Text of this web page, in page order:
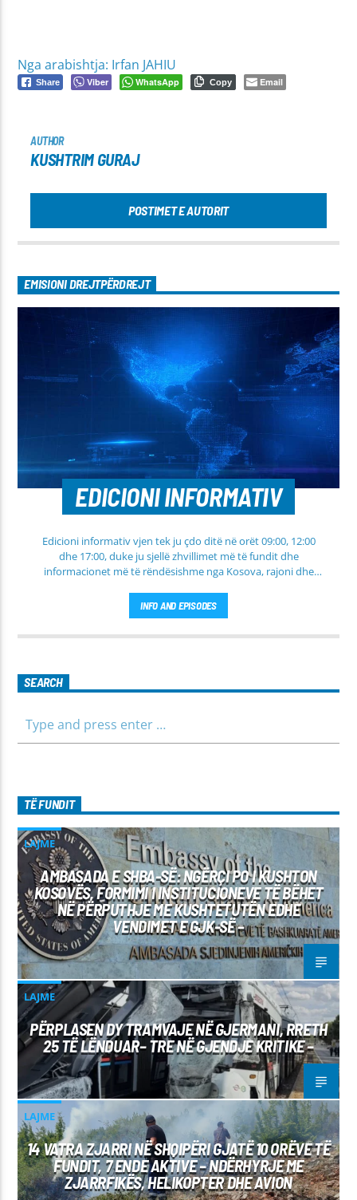
Nga arabishtja: Irfan JAHIU
Share Viber WhatsApp Copy Email
AUTHOR
KUSHTRIM GURAJ
POSTIMET E AUTORIT
EMISIONI DREJTPËRDREJT
EDICIONI INFORMATIV
Edicioni informativ vjen tek ju çdo ditë në orët 09:00, 12:00
dhe 17:00, duke ju sjellë zhvillimet më të fundit dhe
informacionet më të rëndësishme nga Kosova, rajoni dhe
fusha të ndryshme, përfshirë politikën, shoqërinë dhe
ekonominë, si dhe rubrika të veçanta për sportin dhe
parashikimin e motit. Qëndroni me ne për informim të saktë,
INFO AND EPISODES
SEARCH
TË FUNDIT
LAJME
AMBASADA E SHBA-SË: NGËRÇI PO I KUSHTON
KOSOVËS, FORMIMI I INSTITUCIONEVE TË BËHET
NË PËRPUTHJE ME KUSHTETUTËN EDHE
VENDIMET E GJK-SË –
LAJME
PËRPLASEN DY TRAMVAJE NË GJERMANI, RRETH
25 TË LËNDUAR– TRE NË GJENDJE KRITIKE –
LAJME
14 VATRA ZJARRI NË SHQIPËRI GJATË 10 ORËVE TË
FUNDIT, 7 ENDE AKTIVE – NDËRHYRJE ME
ZJARRFIKËS, HELIKOPTER DHE AVION